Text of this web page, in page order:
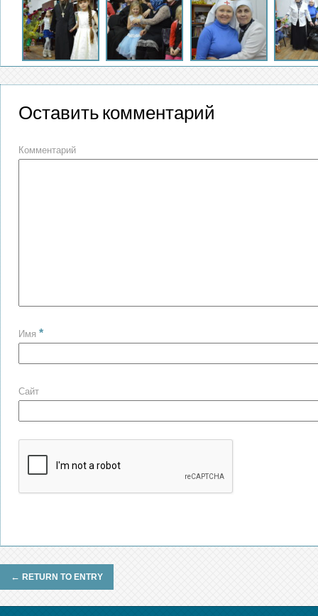
Оставить комментарий
Комментарий
Имя *
Сайт
← RETURN TO ENTRY